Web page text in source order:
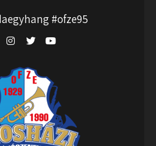
#ofze95